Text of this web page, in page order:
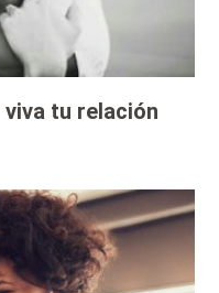
tu relación